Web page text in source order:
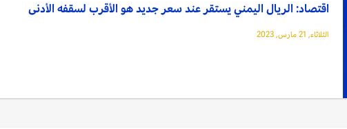
اقتصاد: الريال اليمني يستقر عند سعر جديد هو الأقرب لسقفه الأدنى
الثلاثاء, 21 مارس, 2023